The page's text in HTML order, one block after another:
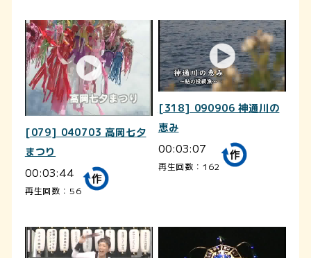
[079] 040703 高岡七夕
まつり
00:03:44
再生回数：56
[318] 090906 神通川の
恵み
00:03:07
再生回数：162